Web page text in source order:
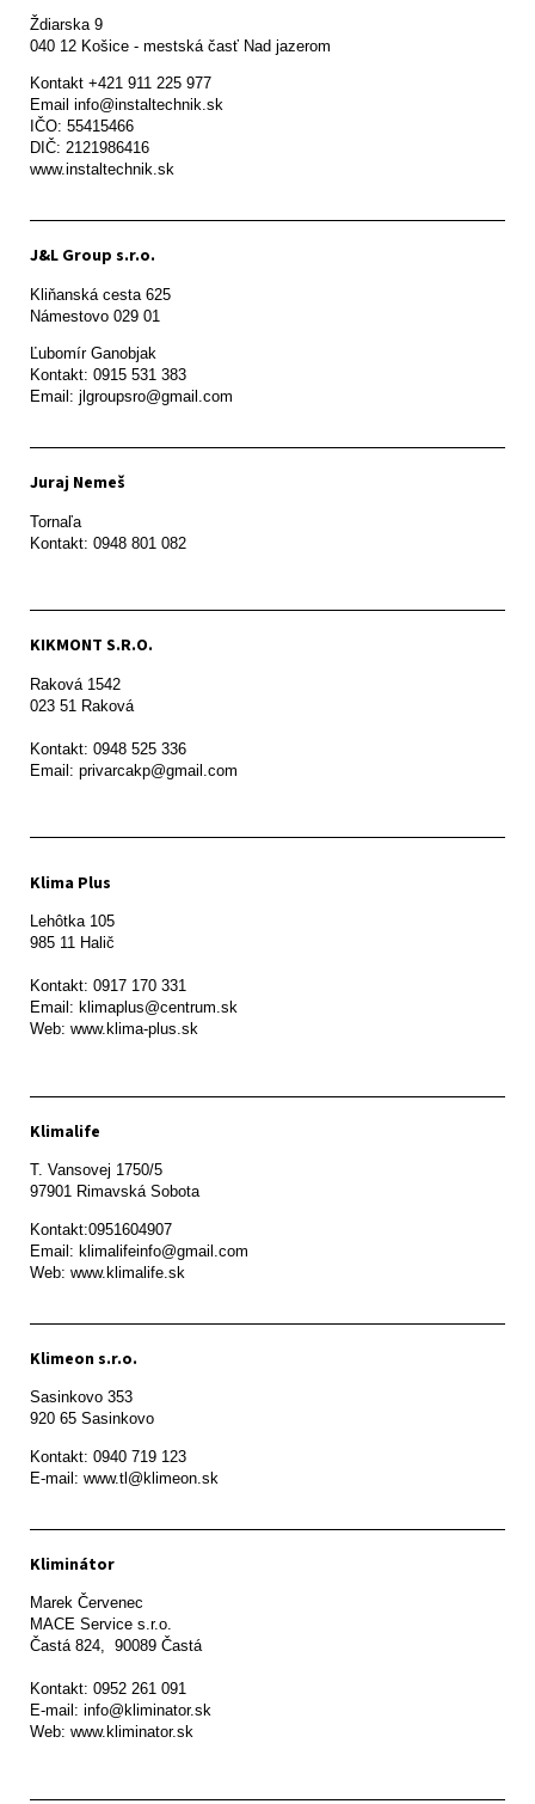
Ždiarska 9
Kontakt +421 911 225 977
Email info@instaltechnik.sk
IČO: 55415466
DIČ: 2121986416
www.instaltechnik.sk
J&L Group s.r.o.
Kliňanská cesta 625
Námestovo 029 01
Ľubomír Ganobjak
Kontakt: 0915 531 383
Email: jlgroupsro@gmail.com
Juraj Nemeš
Tornaľa
Kontakt: 0948 801 082
KIKMONT S.R.O.
Raková 1542
023 51 Raková
Kontakt: 0948 525 336
Email: privarcakp@gmail.com
Klima Plus
Lehôtka 105
985 11 Halič
Kontakt: 0917 170 331
Email: klimaplus@centrum.sk
Klimalife
T. Vansovej 1750/5
97901 Rimavská Sobota
Kontakt:0951604907
Email: klimalifeinfo@gmail.com
Web: www.klimalife.sk
Klimeon s.r.o.
Sasinkovo 353
920 65 Sasinkovo
Kontakt: 0940 719 123
E-mail: www.tl@klimeon.sk
Kliminátor
Marek Červenec
MACE Service s.r.o.
Častá 824,  90089 Častá
Kontakt: 0952 261 091
E-mail: info@kliminator.sk
Web: www.kliminator.sk